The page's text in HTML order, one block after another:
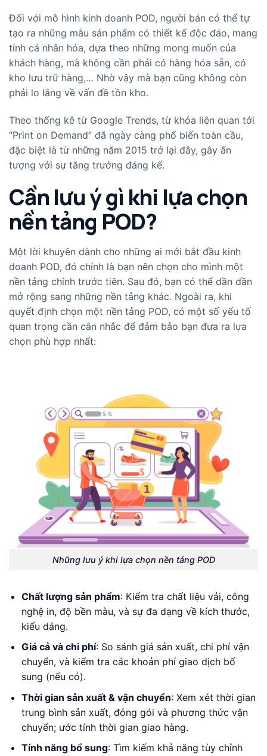
Đối với mô hình kinh doanh POD, người bán có thể tự
tạo ra những mẫu sản phẩm có thiết kế độc đáo, mang
tính cá nhân hóa, dựa theo những mong muốn của
khách hàng, mà không cần phải có hàng hóa sẵn, có
kho lưu trữ hàng,… Nhờ vậy mà bạn cũng không còn
phải lo lắng về vấn đề tồn kho.
Theo thống kê từ Google Trends, từ khóa liên quan tới
“Print on Demand” đã ngày càng phổ biến toàn cầu,
đặc biệt là từ những năm 2015 trở lại đây, gây ấn
tượng với sự tăng trưởng đáng kể.
Cần lưu ý gì khi lựa chọn
nền tảng POD?
Một lời khuyên dành cho những ai mới bắt đầu kinh
doanh POD, đó chính là bạn nên chọn cho mình một
nền tảng chính trước tiên. Sau đó, bạn có thể dần dần
mở rộng sang những nền tảng khác. Ngoài ra, khi
quyết định chọn một nền tảng POD, có một số yếu tố
quan trọng cần cân nhắc để đảm bảo bạn đưa ra lựa
chọn phù hợp nhất:
Những lưu ý khi lựa chọn nền tảng POD
Chất lượng sản phẩm: Kiểm tra chất liệu vải, công
nghệ in, độ bền màu, và sự đa dạng về kích thước,
kiểu dáng.
Giá cả và chi phí: So sánh giá sản xuất, chi phí vận
chuyển, và kiểm tra các khoản phí giao dịch bổ
sung (nếu có).
Thời gian sản xuất & vận chuyển: Xem xét thời gian
trung bình sản xuất, đóng gói và phương thức vận
chuyển; ước tính thời gian giao hàng.
Tính năng bổ sung: Tìm kiếm khả năng tùy chỉnh